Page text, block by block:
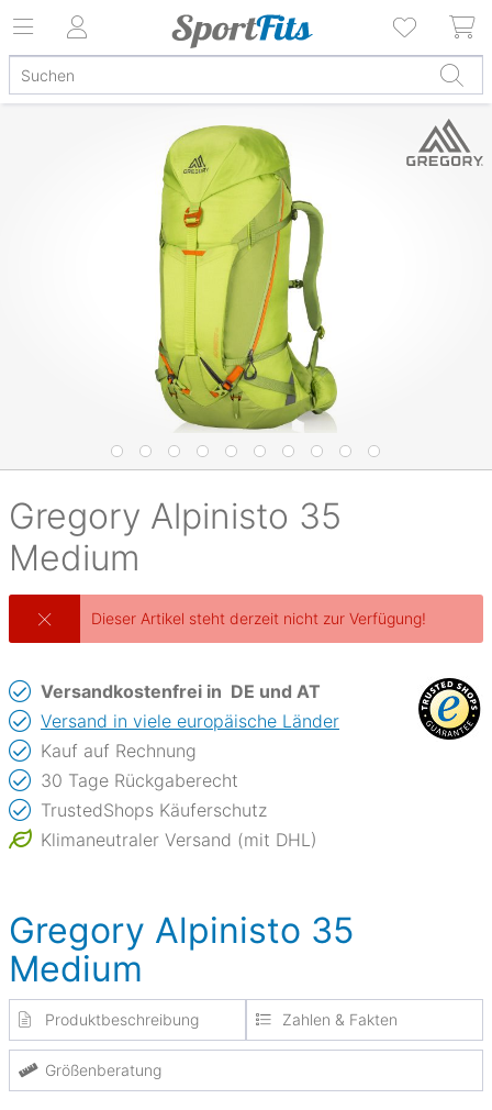
Gregory Alpinisto 35
Medium
Dieser Artikel steht derzeit nicht zur Verfügung!
Versandkostenfrei in DE und AT
Versand in viele europäische Länder
Kauf auf Rechnung
30 Tage Rückgaberecht
TrustedShops Käuferschutz
Klimaneutraler Versand (mit DHL)
Gregory Alpinisto 35
Medium
Produktbeschreibung Zahlen & Fakten
Größenberatung